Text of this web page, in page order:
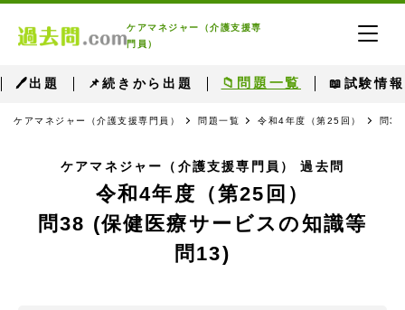
ケアマネジャー（介護支援専
門員）
🖊出題 📌続きから出題 📁問題一覧 📖試験情報
ケアマネジャー（介護支援専門員） 問題一覧 令和4年度（第25回） 問38
ケアマネジャー（介護支援専門員） 過去問
令和4年度（第25回）
問38 (保健医療サービスの知識等
問13)